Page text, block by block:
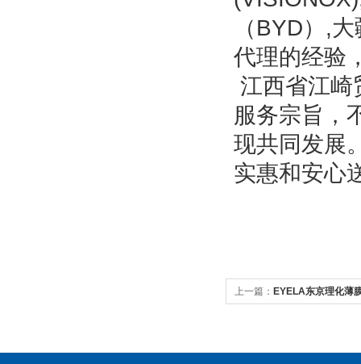
（BYD）,
代理的经验
江西省江崎
服务宗旨，
现共同发展
实惠和安心
上一篇： EYELA东京理化薄